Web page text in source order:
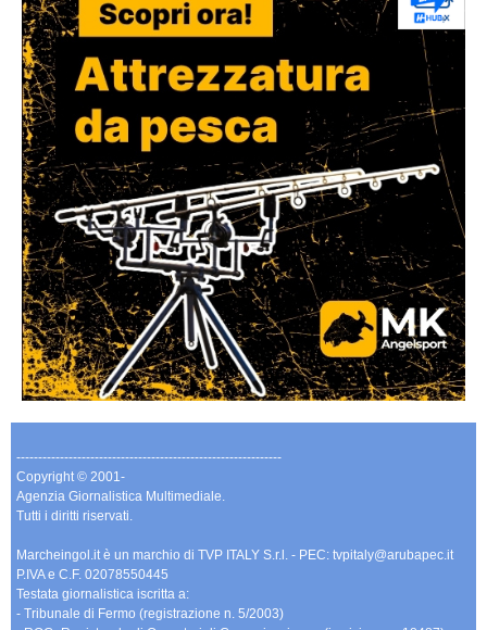
-------------------------------------------------------------
Copyright © 2001-
Agenzia Giornalistica Multimediale.
Tutti i diritti riservati.
Marcheingol.it è un marchio di TVP ITALY S.r.l. - PEC: tvpitaly@arubapec.it
P.IVA e C.F. 02078550445
Testata giornalistica iscritta a:
- Tribunale di Fermo (registrazione n. 5/2003)